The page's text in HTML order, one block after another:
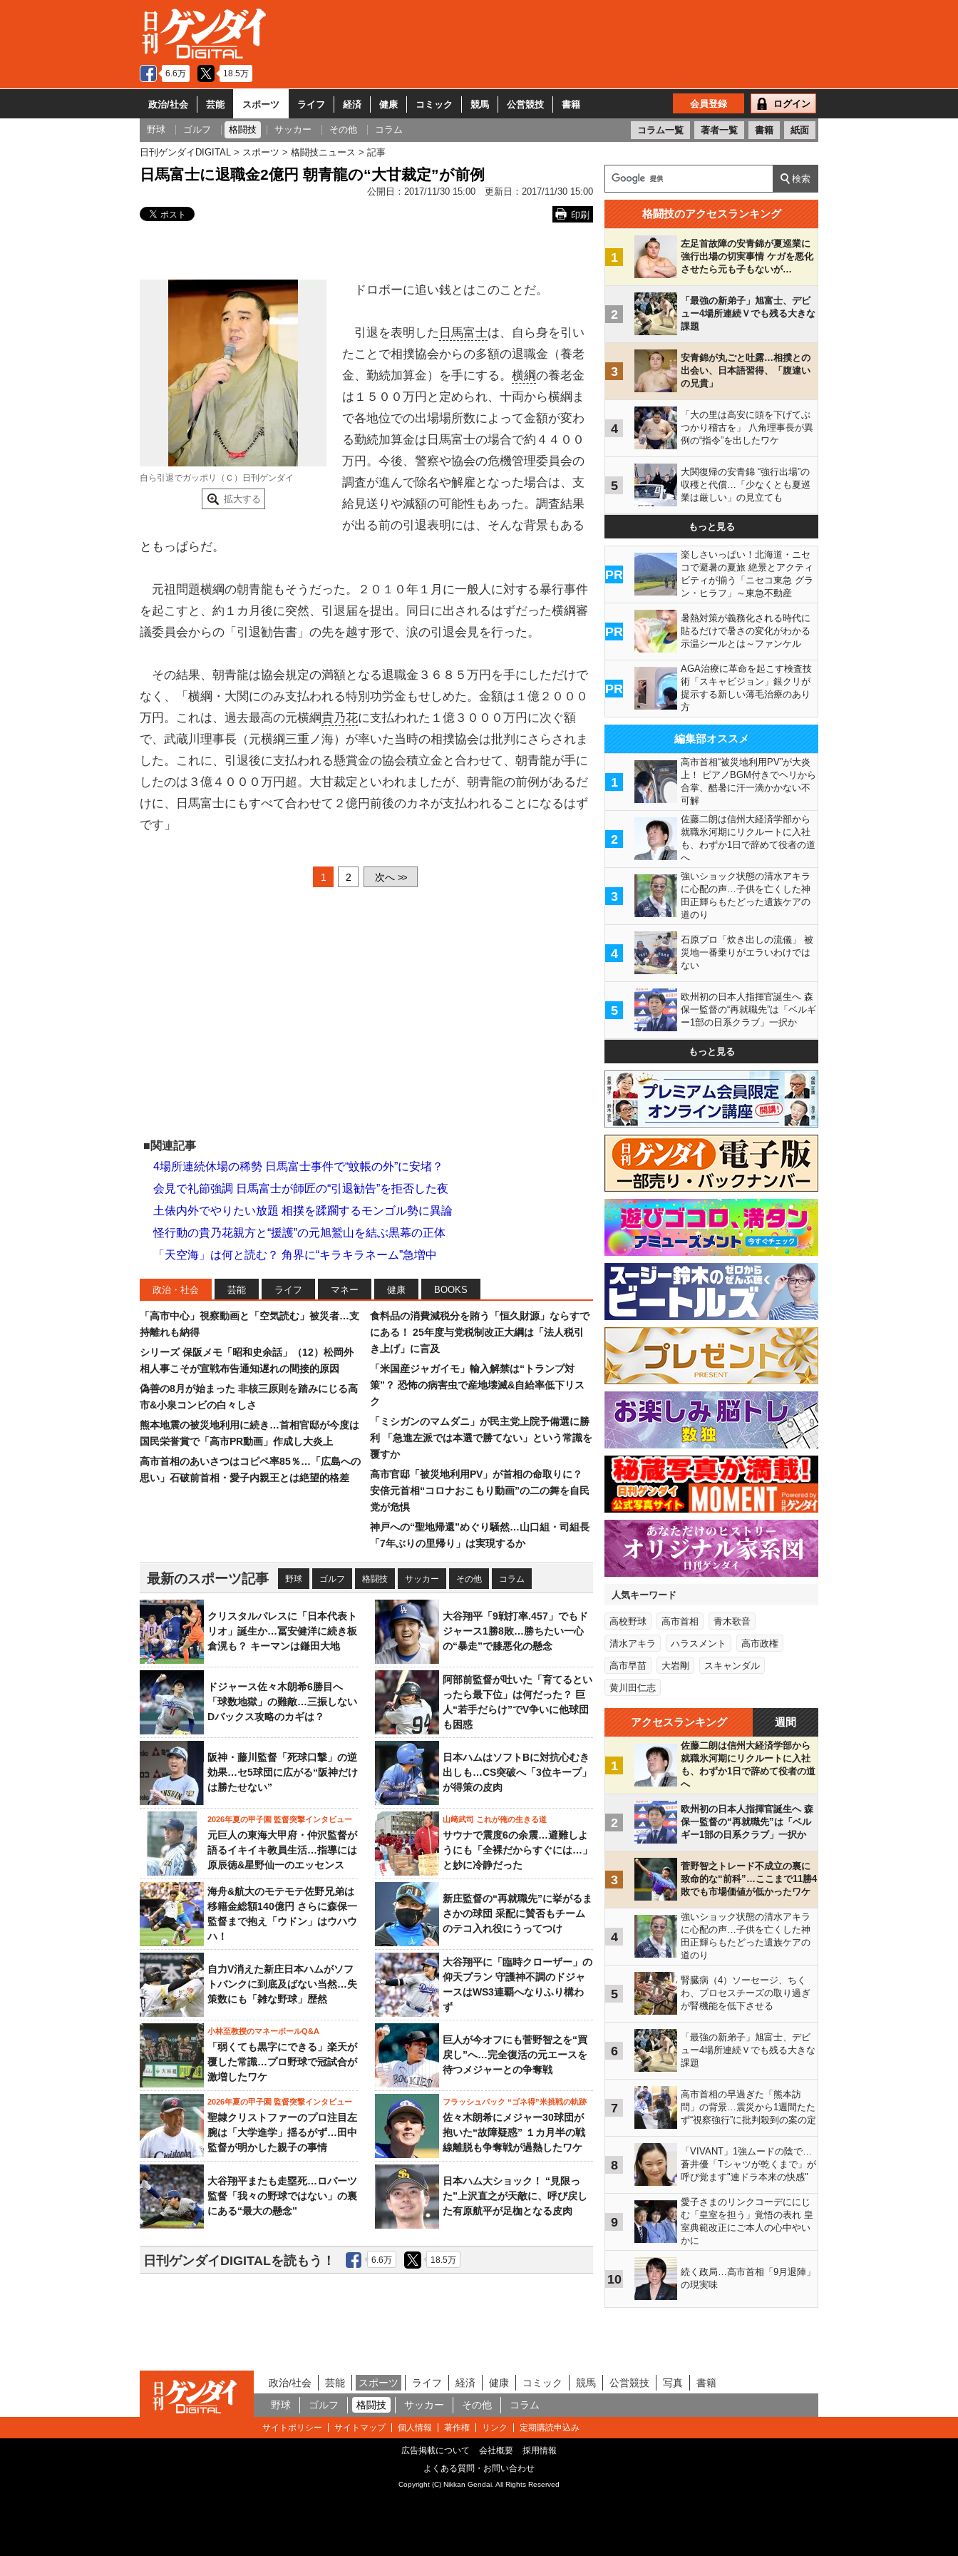
6.6万 18.5万
政治/社会 芸能 スポーツ ライフ 経済 健康 コミック 競馬 公営競技 書籍 会員登録 ログイン
野球 ゴルフ 格闘技 サッカー その他 コラム コラム一覧 著者一覧 書籍 紙面
日刊ゲンダイDIGITAL スポーツ 格闘技ニュース 記事
日馬富士に退職金2億円 朝青龍の“大甘裁定”が前例
公開日： 2017/11/30 15:00 更新日： 2017/11/30 15:00
印刷
自ら引退でガッポリ（Ｃ）日刊ゲンダイ
拡大する
ドロボーに追い銭とはこのことだ。
引退を表明した 日馬富士は、自ら身を引い
たことで相撲協会からの多額の退職金（養老
金、勤続加算金）を手にする。 横綱の養老金
は１５００万円と定められ、十両から横綱ま
で各地位での出場場所数によって金額が変わ
る勤続加算金は日馬富士の場合で約４４００
万円。今後、警察や協会の危機管理委員会の
調査が進んで除名や解雇となった場合は、支
給見送りや減額の可能性もあった。調査結果
が出る前の引退表明には、そんな背景もある
ともっぱらだ。
元祖問題横綱の朝青龍もそうだった。２０１０年１月に一般人に対する暴行事件
を起こすと、約１カ月後に突然、引退届を提出。同日に出されるはずだった横綱審
議委員会からの「引退勧告書」の先を越す形で、涙の引退会見を行った。
その結果、朝青龍は協会規定の満額となる退職金３６８５万円を手にしただけで
なく、「横綱・大関にのみ支払われる特別功労金もせしめた。金額は１億２０００
万円。これは、過去最高の元横綱貴乃花に支払われた１億３０００万円に次ぐ額
で、武蔵川理事長（元横綱三重ノ海）が率いた当時の相撲協会は批判にさらされま
した。これに、引退後に支払われる懸賞金の協会積立金と合わせて、朝青龍が手に
したのは３億４０００万円超。大甘裁定といわれましたが、朝青龍の前例があるだ
けに、日馬富士にもすべて合わせて２億円前後のカネが支払われることになるはず
です」
1 2 次へ >>
■関連記事
4場所連続休場の稀勢 日馬富士事件で“蚊帳の外”に安堵？
会見で礼節強調 日馬富士が師匠の“引退勧告”を拒否した夜
土俵内外でやりたい放題 相撲を蹂躙するモンゴル勢に異論
怪行動の貴乃花親方と“援護”の元旭鷲山を結ぶ黒幕の正体
「天空海」は何と読む？ 角界に“キラキラネーム”急増中
政治・社会 芸能 ライフ マネー 健康 BOOKS
「高市中心」視察動画と「空気読む」被災者…支
持離れも納得
シリーズ 保阪メモ「昭和史余話」（12）松岡外
相人事こそが宣戦布告通知遅れの間接的原因
偽善の8月が始まった 非核三原則を踏みにじる高
市&小泉コンビの白々しさ
熊本地震の被災地利用に続き…首相官邸が今度は
国民栄誉賞で「高市PR動画」作成し大炎上
高市首相のあいさつはコピペ率85％…「広島への
思い」石破前首相・愛子内親王とは絶望的格差
食料品の消費減税分を賄う「恒久財源」ならすで
にある！ 25年度与党税制改正大綱は「法人税引
き上げ」に言及
「米国産ジャガイモ」輸入解禁は“トランプ対
策”？ 恐怖の病害虫で産地壊滅&自給率低下リス
ク
「ミシガンのマムダニ」が民主党上院予備選に勝
利 「急進左派では本選で勝てない」という常識を
覆すか
高市官邸「被災地利用PV」が首相の命取りに？
安倍元首相“コロナおこもり動画”の二の舞を自民
党が危惧
神戸への“聖地帰還”めぐり騒然…山口組・司組長
「7年ぶりの里帰り」は実現するか
最新のスポーツ記事 野球 ゴルフ 格闘技 サッカー その他 コラム
クリスタルパレスに「日本代表ト
リオ」誕生か…冨安健洋に続き板
倉滉も？ キーマンは鎌田大地
大谷翔平「9戦打率.457」でもド
ジャース1勝8敗…勝ちたい一心
の“暴走”で膝悪化の懸念
ドジャース佐々木朗希6勝目へ
「球数地獄」の難敵…三振しない
Dバックス攻略のカギは？
阿部前監督が吐いた「育てるとい
ったら最下位」は何だった？ 巨
人“若手だらけ”でV争いに他球団
も困惑
阪神・藤川監督「死球口撃」の逆
効果…セ5球団に広がる“阪神だけ
は勝たせない”
日本ハムはソフトBに対抗心むき
出しも…CS突破へ「3位キープ」
が得策の皮肉
2026年夏の甲子園 監督突撃インタビュー
元巨人の東海大甲府・仲沢監督が
語るイキイキ教員生活…指導には
原辰徳&星野仙一のエッセンス
山﨑武司 これが俺の生きる道
サウナで震度6の余震…避難しよ
うにも「全裸だからすぐには…」
と妙に冷静だった
海舟&航大のモテモテ佐野兄弟は
移籍金総額140億円 さらに森保一
監督まで抱え「ウドン」はウハウ
ハ！
新庄監督の“再就職先”に挙がるま
さかの球団 采配に賛否もチーム
のテコ入れ役にうってつけ
自力V消えた新庄日本ハムがソフ
トバンクに到底及ばない当然…失
策数にも「雑な野球」歴然
大谷翔平に「臨時クローザー」の
仰天プラン 守護神不調のドジャ
ースはWS3連覇へなりふり構わ
ず
小林至教授のマネーボールQ&A
「弱くても黒字にできる」楽天が
覆した常識…プロ野球で冠試合が
激増したワケ
巨人が今オフにも菅野智之を“買
戻し”へ…完全復活の元エースを
待つメジャーとの争奪戦
2026年夏の甲子園 監督突撃インタビュー
聖隷クリストファーのプロ注目左
腕は「大学進学」揺るがず…田中
監督が明かした親子の事情
フラッシュバック “ゴネ得”米挑戦の軌跡
佐々木朗希にメジャー30球団が
抱いた“故障疑惑” １カ月半の戦
線離脱も争奪戦が過熱したワケ
大谷翔平またも走塁死…ロバーツ
監督「我々の野球ではない」の裏
にある“最大の懸念”
日本ハム大ショック！ “見限っ
た”上沢直之が天敵に、呼び戻し
た有原航平が足枷となる皮肉
日刊ゲンダイDIGITALを読もう！ 6.6万 18.5万
格闘技のアクセスランキング
1
左足首故障の安青錦が夏巡業に
強行出場の切実事情 ケガを悪化
させたら元も子もないが…
2
「最強の新弟子」旭富士、デビ
ュー4場所連続Ｖでも残る大きな
課題
3
安青錦が丸ごと吐露…相撲との
出会い、日本語習得、「腹違い
の兄貴」
4
「大の里は高安に頭を下げてぶ
つかり稽古を」 八角理事長が異
例の“指令”を出したワケ
5
大関復帰の安青錦 “強行出場”の
収穫と代償…「少なくとも夏巡
業は厳しい」の見立ても
もっと見る
PR
楽しさいっぱい！北海道・ニセ
コで避暑の夏旅 絶景とアクティ
ビティが揃う「ニセコ東急 グラ
ン・ヒラフ」～東急不動産
PR
暑熱対策が義務化される時代に
貼るだけで暑さの変化がわかる
示温シールとは～ファンケル
PR
AGA治療に革命を起こす検査技
術「スキャビジョン」銀クリが
提示する新しい薄毛治療のあり
方
編集部オススメ
1
高市首相“被災地利用PV”が大炎
上！ ピアノBGM付きでヘリから
合掌、酷暑に汗一滴かかない不
可解
2
佐藤二朗は信州大経済学部から
就職氷河期にリクルートに入社
も、わずか1日で辞めて役者の道
へ
3
強いショック状態の清水アキラ
に心配の声…子供を亡くした神
田正輝らもたどった遺族ケアの
道のり
4
石原プロ「炊き出しの流儀」 被
災地一番乗りがエラいわけでは
ない
5
欧州初の日本人指揮官誕生へ 森
保一監督の“再就職先”は「ベルギ
ー1部の日系クラブ」一択か
もっと見る
人気キーワード
高校野球 高市首相 青木歌音
清水アキラ ハラスメント 高市政権
高市早苗 大岩剛 スキャンダル
黄川田仁志
アクセスランキング 週間
1
佐藤二朗は信州大経済学部から
就職氷河期にリクルートに入社
も、わずか1日で辞めて役者の道
へ
2
欧州初の日本人指揮官誕生へ 森
保一監督の“再就職先”は「ベル
ギー1部の日系クラブ」一択か
3
菅野智之トレード不成立の裏に
致命的な“前科”…ここまで11勝4
敗でも市場価値が低かったワケ
4
強いショック状態の清水アキラ
に心配の声…子供を亡くした神
田正輝らもたどった遺族ケアの
道のり
5
腎臓病（4）ソーセージ、ちく
わ、プロセスチーズの取り過ぎ
が腎機能を低下させる
6
「最強の新弟子」旭富士、デビ
ュー4場所連続Ｖでも残る大きな
課題
7
高市首相の早過ぎた「熊本訪
問」の背景…震災から1週間たた
ず“視察強行”に批判殺到の案の定
8
「VIVANT」1強ムードの陰で…
蒼井優「Tシャツが乾くまで」が
呼び覚ます"連ドラ本来の快感"
9
愛子さまのリンクコーデににじ
む「皇室を担う」覚悟の表れ 皇
室典範改正にご本人の心中やい
かに
10
続く政局…高市首相「9月退陣」
の現実味
政治/社会 芸能 スポーツ ライフ 経済 健康 コミック 競馬 公営競技 写真
書籍
野球
ゴルフ 格闘技 サッカー その他 コラム
サイトポリシー サイトマップ 個人情報 著作権 リンク 定期購読申込み
広告掲載について 会社概要
採用情報
よくある質問・お問い合わせ
Copyright (C) Nikkan Gendai. All Rights Reserved